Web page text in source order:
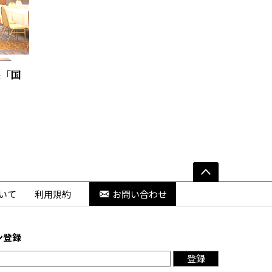
国
て 利用規約 お問い合わせ
登録
登録